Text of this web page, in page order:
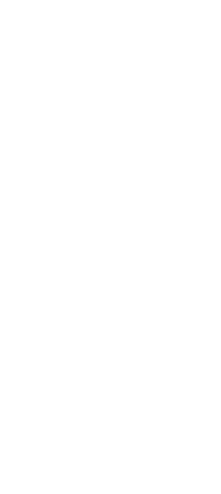
です。
ありません。
です。
ず変更すること